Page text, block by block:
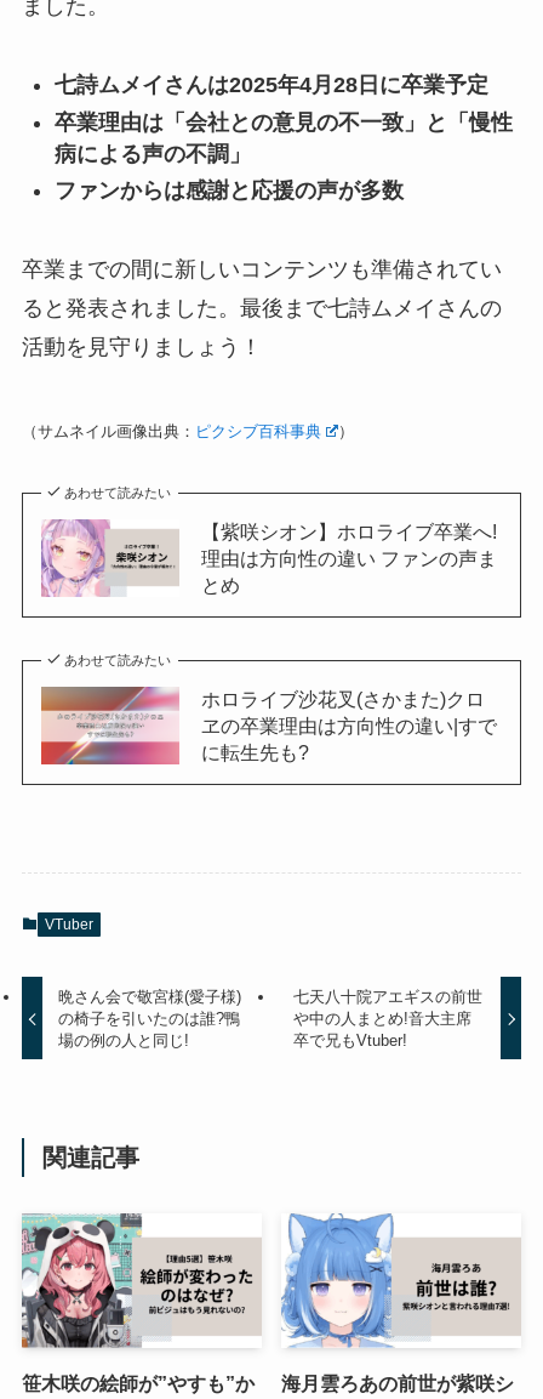
ました。
七詩ムメイさんは2025年4月28日に卒業予定
卒業理由は「会社との意見の不一致」と「慢性
病による声の不調」
ファンからは感謝と応援の声が多数
卒業までの間に新しいコンテンツも準備されてい
ると発表されました。最後まで七詩ムメイさんの
活動を見守りましょう！
（サムネイル画像出典： ピクシブ百科事典 ）
あわせて読みたい
【紫咲シオン】ホロライブ卒業へ!
理由は方向性の違い ファンの声ま
とめ
あわせて読みたい
ホロライブ沙花叉(さかまた)クロ
ヱの卒業理由は方向性の違い|すで
に転生先も?
VTuber
晩さん会で敬宮様(愛子様)
の椅子を引いたのは誰?鴨
場の例の人と同じ!
七天八十院アエギスの前世
や中の人まとめ!音大主席
卒で兄もVtuber!
関連記事
笹木咲の絵師が”やすも”か
海月雲ろあの前世が紫咲シ